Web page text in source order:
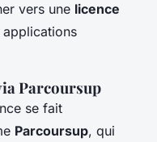
vers une licence
applications
Parcoursup
se fait
Parcoursup, qui